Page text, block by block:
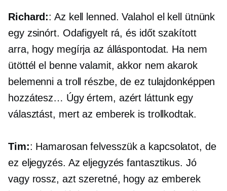
Richard:: Az kell lenned. Valahol el kell ütnünk
egy zsinórt. Odafigyelt rá, és időt szakított
arra, hogy megírja az álláspontodat. Ha nem
ütöttél el benne valamit, akkor nem akarok
belemenni a troll részbe, de ez tulajdonképpen
hozzátesz… Úgy értem, azért láttunk egy
választást, mert az emberek is trollkodtak.
Tim:: Hamarosan felvesszük a kapcsolatot, de
ez eljegyzés. Az eljegyzés fantasztikus. Jó
vagy rossz, azt szeretné, hogy az emberek